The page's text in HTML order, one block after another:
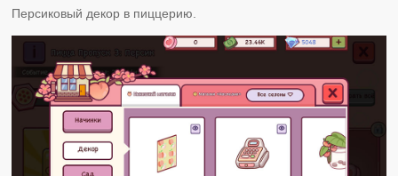
Персиковый декор в пиццерию.